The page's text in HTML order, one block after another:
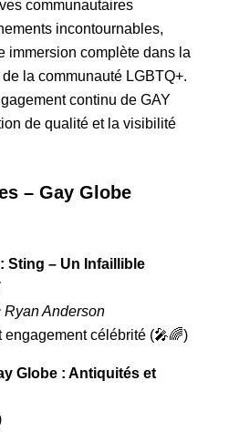
communautaires
incontournables,
immersion complète dans la
la communauté LGBTQ+.
continu de GAY
de qualité et la visibilité
– Gay Globe
Sting – Un Infaillible
Ryan Anderson
engagement célébrité (🎤🌈)
Globe : Antiquités et